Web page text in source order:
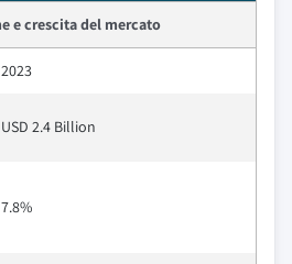
e crescita del mercato
2023
USD 2.4 Billion
7.8%